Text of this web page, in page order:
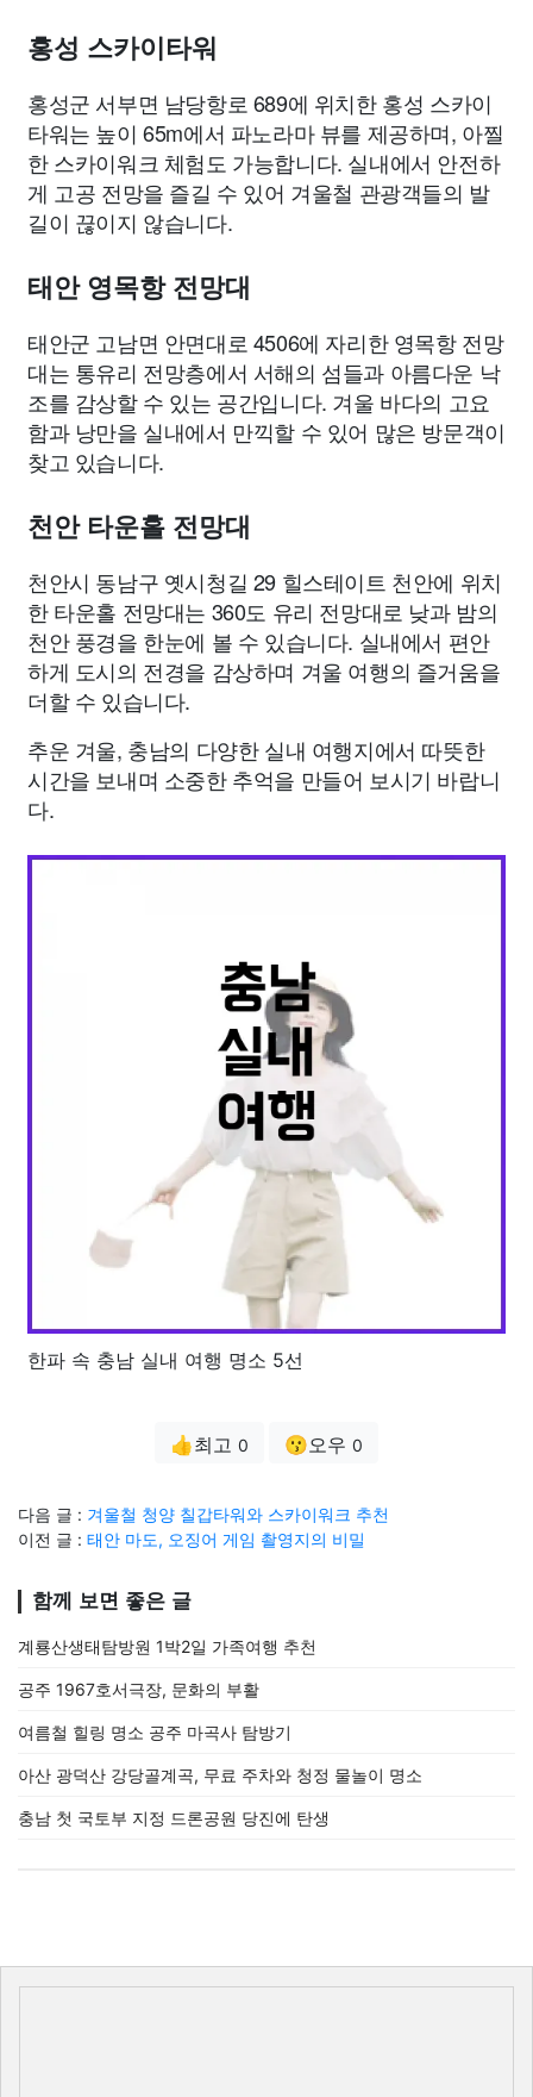
홍성 스카이타워
홍성군 서부면 남당항로 689에 위치한 홍성 스카이
타워는 높이 65m에서 파노라마 뷰를 제공하며, 아찔
한 스카이워크 체험도 가능합니다. 실내에서 안전하
게 고공 전망을 즐길 수 있어 겨울철 관광객들의 발
길이 끊이지 않습니다.
태안 영목항 전망대
태안군 고남면 안면대로 4506에 자리한 영목항 전망
대는 통유리 전망층에서 서해의 섬들과 아름다운 낙
조를 감상할 수 있는 공간입니다. 겨울 바다의 고요
함과 낭만을 실내에서 만끽할 수 있어 많은 방문객이
찾고 있습니다.
천안 타운홀 전망대
천안시 동남구 옛시청길 29 힐스테이트 천안에 위치
한 타운홀 전망대는 360도 유리 전망대로 낮과 밤의
천안 풍경을 한눈에 볼 수 있습니다. 실내에서 편안
하게 도시의 전경을 감상하며 겨울 여행의 즐거움을
더할 수 있습니다.
추운 겨울, 충남의 다양한 실내 여행지에서 따뜻한
시간을 보내며 소중한 추억을 만들어 보시기 바랍니
다.
한파 속 충남 실내 여행 명소 5선
👍최고 0 😗오우 0
다음 글 : 겨울철 청양 칠갑타워와 스카이워크 추천
이전 글 : 태안 마도, 오징어 게임 촬영지의 비밀
함께 보면 좋은 글
계룡산생태탐방원 1박2일 가족여행 추천
공주 1967호서극장, 문화의 부활
여름철 힐링 명소 공주 마곡사 탐방기
아산 광덕산 강당골계곡, 무료 주차와 청정 물놀이 명소
충남 첫 국토부 지정 드론공원 당진에 탄생